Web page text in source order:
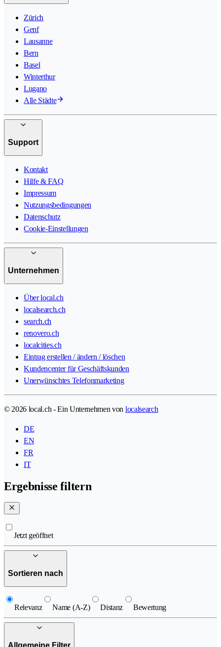
Zürich
Genf
Lausanne
Bern
Basel
Winterthur
Lugano
Alle Städte
Support
Kontakt
Hilfe & FAQ
Impressum
Nutzungsbedingungen
Datenschutz
Cookie-Einstellungen
Unternehmen
Über local.ch
localsearch.ch
search.ch
renovero.ch
localcities.ch
Eintrag erstellen / ändern / löschen
Kundencenter für Geschäftskunden
Unerwünschtes Telefonmarketing
© 2026 local.ch - Ein Unternehmen von localsearch
DE
EN
FR
IT
Ergebnisse filtern
Jetzt geöffnet
Sortieren nach
Relevanz Name (A-Z) Distanz Bewertung
Allgemeine Filter